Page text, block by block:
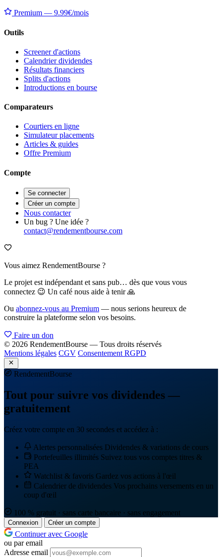
Premium — 9.99€/mois
Outils
Screener d'actions
Calendrier dividendes
Résultats financiers
Splits d'actions
Introductions en bourse
Comparateurs
Courtiers en ligne
Simulateur placements
Articles & guides
Offre Premium
Compte
Se connecter
Créer un compte
Nous contacter
Un bug ? Une idée ?
contact@rendementbourse.com
Vous aimez RendementBourse ?
Le projet est indépendant et sans pub… dès que vous vous
connectez 😉 Un café nous aide à tenir 🙏
Ou abonnez-vous au Premium — nous serions heureux de
construire la plateforme selon vos besoins.
Faire un don
© 2026 RendementBourse — Tous droits réservés
Mentions légales CGV Consentement RGPD
RendementBourse
Tout pour suivre vos dividendes —
gratuitement
Créez votre compte en 30 secondes et accédez à :
Alertes personnalisées Dividendes & variations de cours
Portefeuilles illimités Suivez tous vos comptes titres &
PEA
Watchlist & favoris Gardez vos actions à l'œil
Calendrier de dividendes Vos prochains versements en un
coup d'œil
100 % gratuit · sans carte bancaire · sans engagement
Connexion Créer un compte
Continuer avec Google
ou par email
Adresse email